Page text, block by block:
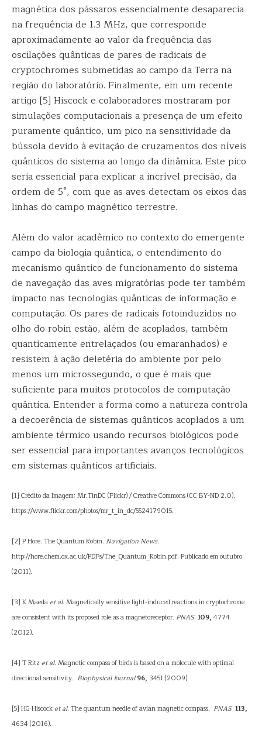
magnética dos pássaros essencialmente desaparecia
na frequência de 1.3 MHz, que corresponde
aproximadamente ao valor da frequência das
oscilações quânticas de pares de radicais de
cryptochromes submetidas ao campo da Terra na
região do laboratório. Finalmente, em um recente
artigo [5] Hiscock e colaboradores mostraram por
simulações computacionais a presença de um efeito
puramente quântico, um pico na sensitividade da
bússola devido à evitação de cruzamentos dos níveis
quânticos do sistema ao longo da dinâmica. Este pico
seria essencial para explicar a incrível precisão, da
ordem de 5°, com que as aves detectam os eixos das
linhas do campo magnético terrestre.
Além do valor acadêmico no contexto do emergente
campo da biologia quântica, o entendimento do
mecanismo quântico de funcionamento do sistema
de navegação das aves migratórias pode ter também
impacto nas tecnologias quânticas de informação e
computação. Os pares de radicais fotoinduzidos no
olho do robin estão, além de acoplados, também
quanticamente entrelaçados (ou emaranhados) e
resistem à ação deletéria do ambiente por pelo
menos um microssegundo, o que é mais que
suficiente para muitos protocolos de computação
quântica. Entender a forma como a natureza controla
a decoerência de sistemas quânticos acoplados a um
ambiente térmico usando recursos biológicos pode
ser essencial para importantes avanços tecnológicos
em sistemas quânticos artificiais.
[1] Crédito da Imagem: Mr.TinDC (Flickr) / Creative Commons (CC BY-ND 2.0).
https://www.flickr.com/photos/mr_t_in_dc/5524179015.
[2] P Hore. The Quantum Robin. Navigation News.
http://hore.chem.ox.ac.uk/PDFs/The_Quantum_Robin.pdf. Publicado em outubro
(2011).
[3] K Maeda et al. Magnetically sensitive light-induced reactions in cryptochrome
are consistent with its proposed role as a magnetoreceptor. PNAS 109, 4774
(2012).
[4] T Ritz et al. Magnetic compass of birds is based on a molecule with optimal
directional sensitivity. Biophysical Journal 96, 3451 (2009).
[5] HG Hiscock et al. The quantum needle of avian magnetic compass. PNAS 113,
4634 (2016).